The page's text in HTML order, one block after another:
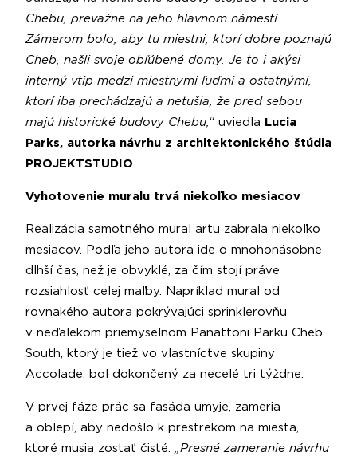
Chebu, prevažne na jeho hlavnom námestí.
Zámerom bolo, aby tu miestni, ktorí dobre poznajú
Cheb, našli svoje obľúbené domy. Je to i akýsi
interný vtip medzi miestnymi ľuďmi a ostatnými,
ktorí iba prechádzajú a netušia, že pred sebou
majú historické budovy Chebu,“ uviedla Lucia
Parks, autorka návrhu z architektonického štúdia
PROJEKTSTUDIO.
Vyhotovenie muralu trvá niekoľko mesiacov
Realizácia samotného mural artu zabrala niekoľko
mesiacov. Podľa jeho autora ide o mnohonásobne
dlhší čas, než je obvyklé, za čím stojí práve
rozsiahlosť celej maľby. Napríklad mural od
rovnakého autora pokrývajúci sprinklerovňu
v neďalekom priemyselnom Panattoni Parku Cheb
South, ktorý je tiež vo vlastníctve skupiny
Accolade, bol dokončený za necelé tri týždne.
V prvej fáze prác sa fasáda umyje, zameria
a oblepí, aby nedošlo k prestrekom na miesta,
ktoré musia zostať čisté. „Presné zameranie návrhu